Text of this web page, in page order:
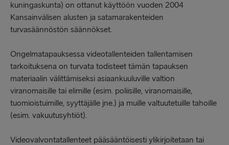
kuningaskunta) on ottanut käyttöön vuoden 2004
Kansainvälisen alusten ja satamarakenteiden
turvasäännöstön säännökset.
Ongelmatapauksessa videotallenteiden tallentamisen
tarkoituksena on turvata todisteet tämän tapauksen
materiaalin välittämiseksi asiaankuuluville valtion
viranomaisille tai elimille (esim. poliisille, viranomaisille,
tuomioistuimille, syyttäjälle jne.) ja muille valtuutetuille tahoille
(esim. vakuutusyhtiöt).
Videovalvontatallenteet pääsääntöisesti ylikirjoitetaan tai